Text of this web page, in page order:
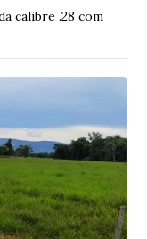
calibre .28 com